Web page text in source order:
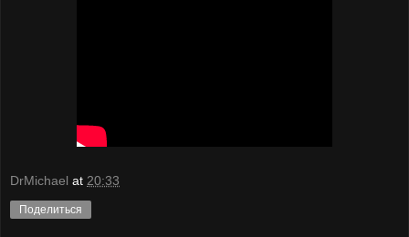
DrMichael at 20:33
Поделиться